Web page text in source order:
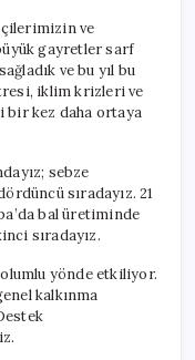
ve
gayretler sarf
ve bu yıl bu
iklim krizleri ve
bir kez daha ortaya
sebze
sıradayız. 21
bal üretiminde
sıradayız.
yönde etkiliyor.
kalkınma